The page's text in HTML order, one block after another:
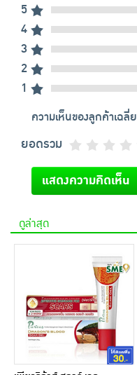
5
4
3
2
1
ความเห็นของลูกค้าเฉลี่ย
ยอดรวม
แสดงความคิดเห็น
ดูล่าสุด